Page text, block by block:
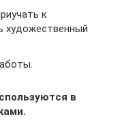
к
художественный
в